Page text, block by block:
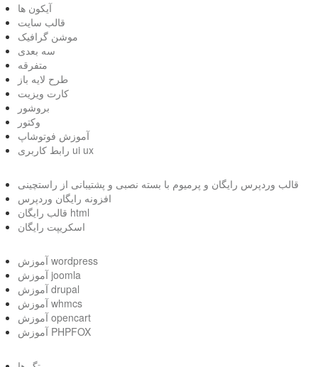
آیکون ها
قالب سایت
موشن گرافیک
سه بعدی
متفرقه
طرح لایه باز
کارت ویزیت
بروشور
وکتور
آموزش فوتوشاپ
رابط کاربری ui ux
قالب وردپرس رایگان و پرمیوم با بسته نصبی و پشتیبانی از راستچینی
افزونه رایگان وردپرس
قالب رایگان html
اسکریپت رایگان
آموزش wordpress
آموزش joomla
آموزش drupal
آموزش whmcs
آموزش opencart
آموزش PHPFOX